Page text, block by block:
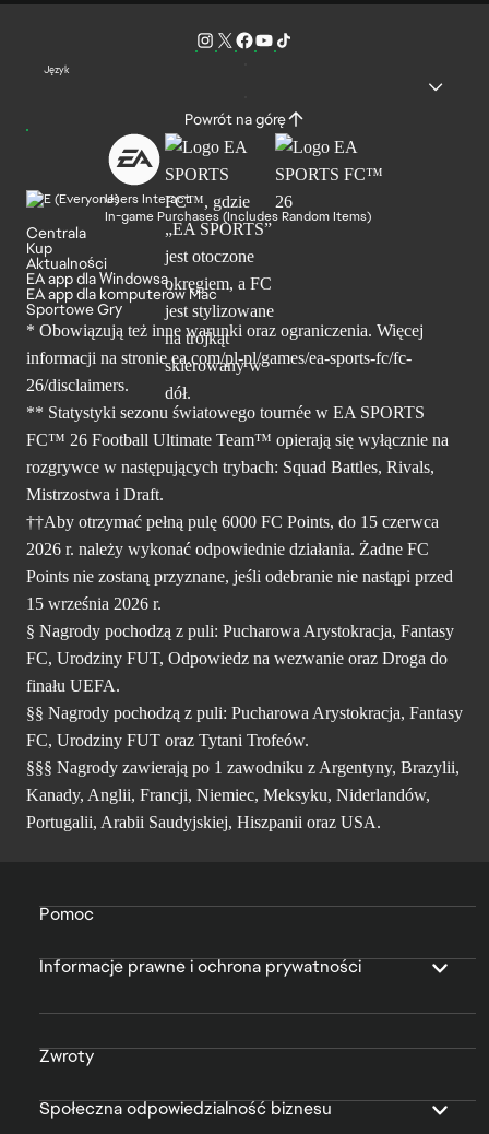
Język
Powrót na górę
Users Interact
In-game Purchases (Includes Random Items)
Centrala
Kup
Aktualności
EA app dla Windowsa
EA app dla komputerów Mac
Sportowe Gry
* Obowiązują też inne warunki oraz ograniczenia. Więcej
informacji na stronie ea.com/pl-pl/games/ea-sports-fc/fc-
26/disclaimers.
** Statystyki sezonu światowego tournée w EA SPORTS
FC™ 26 Football Ultimate Team™ opierają się wyłącznie na
rozgrywce w następujących trybach: Squad Battles, Rivals,
Mistrzostwa i Draft.
††Aby otrzymać pełną pulę 6000 FC Points, do 15 czerwca
2026 r. należy wykonać odpowiednie działania. Żadne FC
Points nie zostaną przyznane, jeśli odebranie nie nastąpi przed
15 września 2026 r.
§ Nagrody pochodzą z puli: Pucharowa Arystokracja, Fantasy
FC, Urodziny FUT, Odpowiedz na wezwanie oraz Droga do
finału UEFA.
§§ Nagrody pochodzą z puli: Pucharowa Arystokracja, Fantasy
FC, Urodziny FUT oraz Tytani Trofeów.
§§§ Nagrody zawierają po 1 zawodniku z Argentyny, Brazylii,
Kanady, Anglii, Francji, Niemiec, Meksyku, Niderlandów,
Portugalii, Arabii Saudyjskiej, Hiszpanii oraz USA.
Pomoc
Informacje prawne i ochrona prywatności
Zwroty
Społeczna odpowiedzialność biznesu